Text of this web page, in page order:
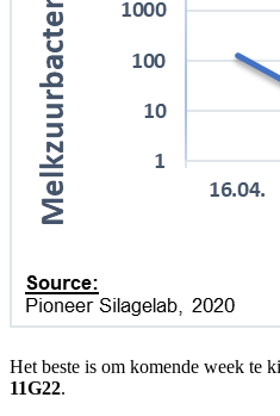
Het beste is om komende week te
11G22.